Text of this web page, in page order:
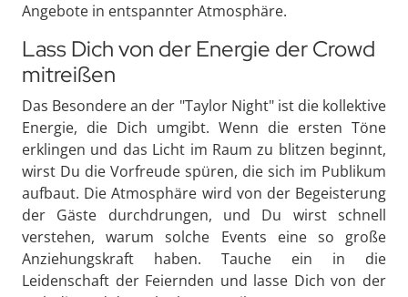
Angebote in entspannter Atmosphäre.
Lass Dich von der Energie der Crowd
mitreißen
Das Besondere an der "Taylor Night" ist die kollektive
Energie, die Dich umgibt. Wenn die ersten Töne
erklingen und das Licht im Raum zu blitzen beginnt,
wirst Du die Vorfreude spüren, die sich im Publikum
aufbaut. Die Atmosphäre wird von der Begeisterung
der Gäste durchdrungen, und Du wirst schnell
verstehen, warum solche Events eine so große
Anziehungskraft haben. Tauche ein in die
Leidenschaft der Feiernden und lasse Dich von der